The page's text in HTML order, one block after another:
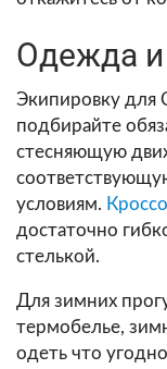
Одежда и
Экипировку для
подбирайте
стесняющую
условиям.
достаточно
стелькой.
Для зимних
термобелье,
одеть что